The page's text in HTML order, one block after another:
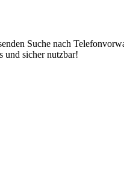
Suche nach
und sicher nutzbar!